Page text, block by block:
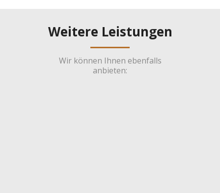
Weitere Leistungen
Wir können Ihnen ebenfalls
anbieten: